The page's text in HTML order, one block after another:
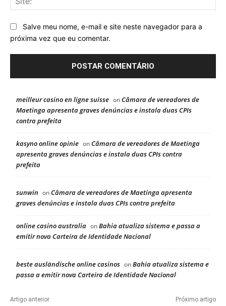
Salve meu nome, e-mail e site neste navegador para a
próxima vez que eu comentar.
meilleur casino en ligne suisse onCâmara de vereadores de
Maetinga apresenta graves denúncias e instala duas CPIs
contra prefeita
kasyno online opinie onCâmara de vereadores de Maetinga
apresenta graves denúncias e instala duas CPIs contra
prefeita
sunwin onCâmara de vereadores de Maetinga apresenta
graves denúncias e instala duas CPIs contra prefeita
online casino australia onBahia atualiza sistema e passa a
emitir nova Carteira de Identidade Nacional
beste ausländische online casinos onBahia atualiza sistema e
passa a emitir nova Carteira de Identidade Nacional
Artigo anterior Próximo artigo